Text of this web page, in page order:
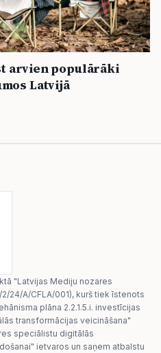
arvien populārāki
Latvijā
"Latvijas Mediju nozares
24/A/CFLA/001), kurš tiek īstenots
plāna 2.2.1.5.i. investīcijas
transformācijas veicināšana"
speciālistu digitālās
ietvaros un saņem atbalstu